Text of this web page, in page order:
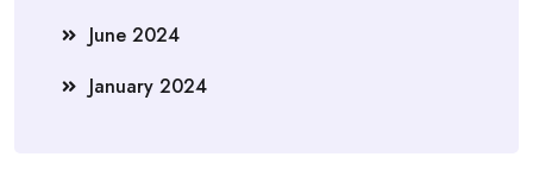
June 2024
January 2024